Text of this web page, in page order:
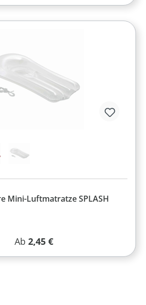
Mini-Luftmatratze SPLASH
Regulärer Preis:
Ab 2,45 €